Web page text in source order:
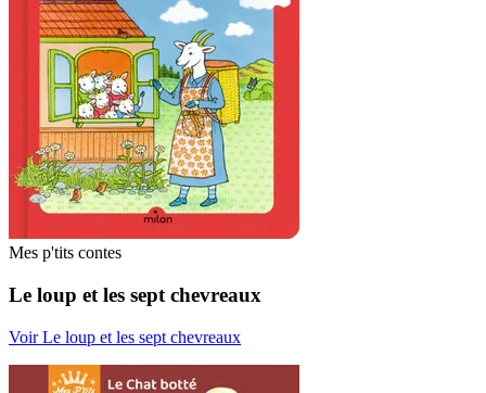
Mes p'tits contes
Le loup et les sept chevreaux
Voir Le loup et les sept chevreaux